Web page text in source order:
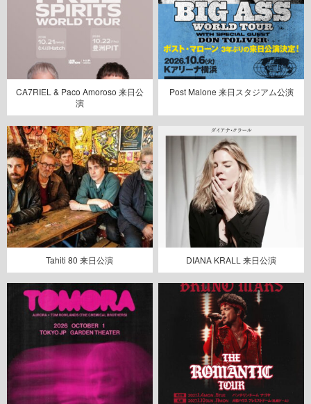
CA7RIEL & Paco Amoroso 来日公
演
Post Malone 来日スタジアム公演
Tahiti 80 来日公演 DIANA KRALL 来日公演